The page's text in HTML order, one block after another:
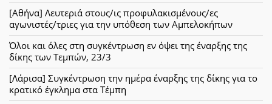
[Αθήνα] Λευτεριά στους/ις προφυλακισμένους/ες
αγωνιστές/τριες για την υπόθεση των Αμπελοκήπων
Όλοι και όλες στη συγκέντρωση εν όψει της έναρξης της
δίκης των Τεμπών, 23/3
[Λάρισα] Συγκέντρωση την ημέρα έναρξης της δίκης για το
κρατικό έγκλημα στα Τέμπη